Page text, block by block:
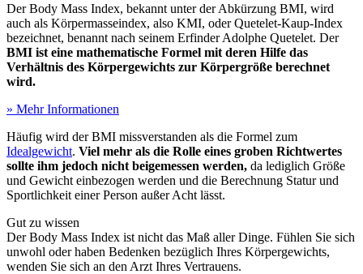
Der Body Mass Index, bekannt unter der Abkürzung BMI, wird
auch als Körpermasseindex, also KMI, oder Quetelet-Kaup-Index
bezeichnet, benannt nach seinem Erfinder Adolphe Quetelet. Der
BMI ist eine mathematische Formel mit deren Hilfe das
Verhältnis des Körpergewichts zur Körpergröße berechnet
wird.
» Mehr Informationen
Häufig wird der BMI missverstanden als die Formel zum
Idealgewicht. Viel mehr als die Rolle eines groben Richtwertes
sollte ihm jedoch nicht beigemessen werden, da lediglich Größe
und Gewicht einbezogen werden und die Berechnung Statur und
Sportlichkeit einer Person außer Acht lässt.
Gut zu wissen
Der Body Mass Index ist nicht das Maß aller Dinge. Fühlen Sie sich
unwohl oder haben Bedenken bezüglich Ihres Körpergewichts,
wenden Sie sich an den Arzt Ihres Vertrauens.